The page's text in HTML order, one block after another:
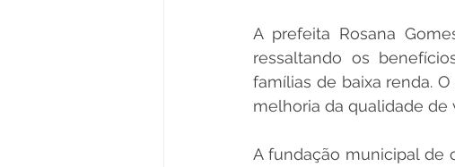
A prefeita Rosana
ressaltando os
famílias de baixa renda.
melhoria da qualidade de
A fundação municipal de